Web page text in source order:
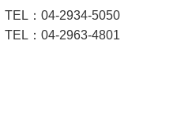
：04-2934-5050
：04-2963-4801